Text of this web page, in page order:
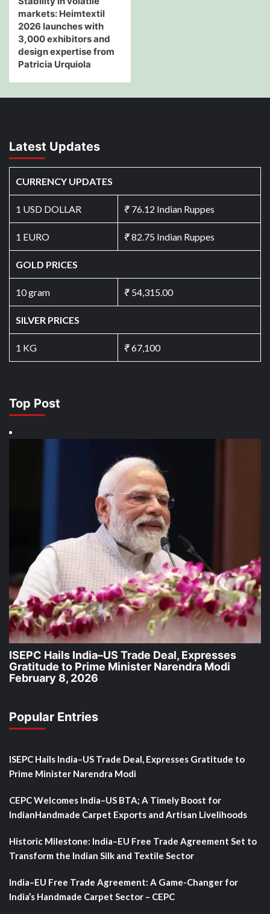
markets: Heimtextil
2026 launches with
3,000 exhibitors and
design expertise from
Patricia Urquiola
Latest Updates
CURRENCY UPDATES
1 USD DOLLAR ₹76.12 Indian Ruppes
1 EURO ₹82.75 Indian Ruppes
GOLD PRICES
10 gram ₹54,315.00
SILVER PRICES
1 KG ₹67,100
Top Post
ISEPC Hails India–US Trade Deal, Expresses
Gratitude to Prime Minister Narendra Modi
February 8, 2026
Popular Entries
ISEPC Hails India–US Trade Deal, Expresses Gratitude to
Prime Minister Narendra Modi
CEPC Welcomes India–US BTA; A Timely Boost for
IndianHandmade Carpet Exports and Artisan Livelihoods
Historic Milestone: India–EU Free Trade Agreement Set to
Transform the Indian Silk and Textile Sector
India–EU Free Trade Agreement: A Game-Changer for
India’s Handmade Carpet Sector – CEPC